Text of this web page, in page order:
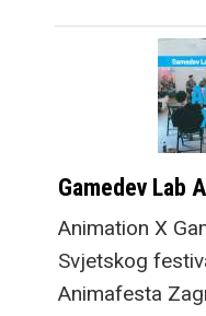
Gamedev Lab
Animation X
Svjetskog
Animafesta